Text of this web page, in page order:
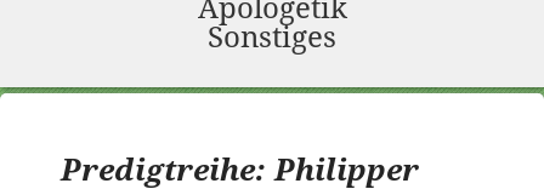
Apologetik
Sonstiges
Predigtreihe: Philipper